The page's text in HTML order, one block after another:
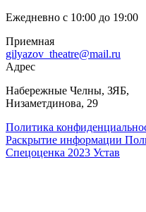
Ежедневно с 10:00 до 19:00
Приемная
gilyazov_theatre@mail.ru
Адрес
​Набережные Челны, ЗЯБ,
Низаметдинова, 29
Политика
Раскрытие информации
Спецоценка 2023 Устав